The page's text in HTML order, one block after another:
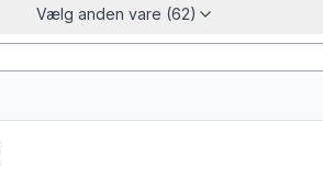
Vælg anden vare (62)